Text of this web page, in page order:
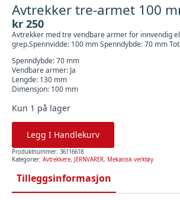
Avtrekker tre-armet 100
kr 250
Avtrekker med tre vendbare armer for innvendig
grep.Spennvidde: 100 mm Spenndybde: 70 mm
Spenndybde: 70 mm
Vendbare armer: Ja
Lengde: 130 mm
Dimensjon: 100 mm
Kun 1 på lager
Legg I Handlekurv
Produktnummer: 36116618
Kategorier: Avtrekkere, JERNVARER, Mekanisk verktøy
Tilleggsinformasjon